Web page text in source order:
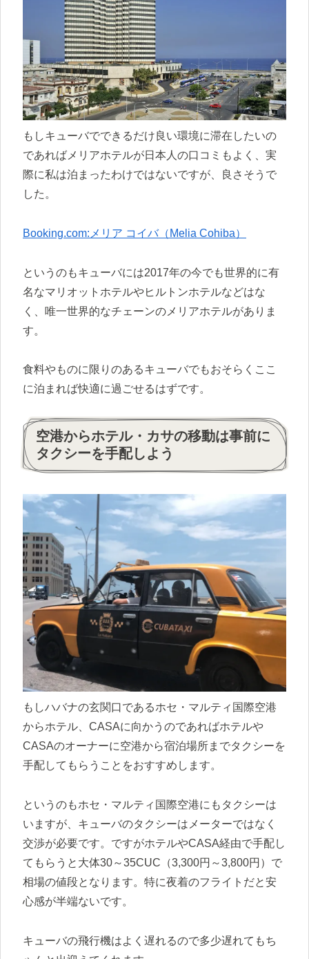
もしキューバでできるだけ良い環境に滞在したいの
であればメリアホテルが日本人の口コミもよく、実
際に私は泊まったわけではないですが、良さそうで
した。
Booking.com:メリア コイバ（Melia Cohiba）
というのもキューバには2017年の今でも世界的に有
名なマリオットホテルやヒルトンホテルなどはな
く、唯一世界的なチェーンのメリアホテルがありま
す。
食料やものに限りのあるキューバでもおそらくここ
に泊まれば快適に過ごせるはずです。
空港からホテル・カサの移動は事前に
タクシーを手配しよう
もしハバナの玄関口であるホセ・マルティ国際空港
からホテル、CASAに向かうのであればホテルや
CASAのオーナーに空港から宿泊場所までタクシーを
手配してもらうことをおすすめします。
というのもホセ・マルティ国際空港にもタクシーは
いますが、キューバのタクシーはメーターではなく
交渉が必要です。ですがホテルやCASA経由で手配し
てもらうと大体30～35CUC（3,300円～3,800円）で
相場の値段となります。特に夜着のフライトだと安
心感が半端ないです。
キューバの飛行機はよく遅れるので多少遅れてもち